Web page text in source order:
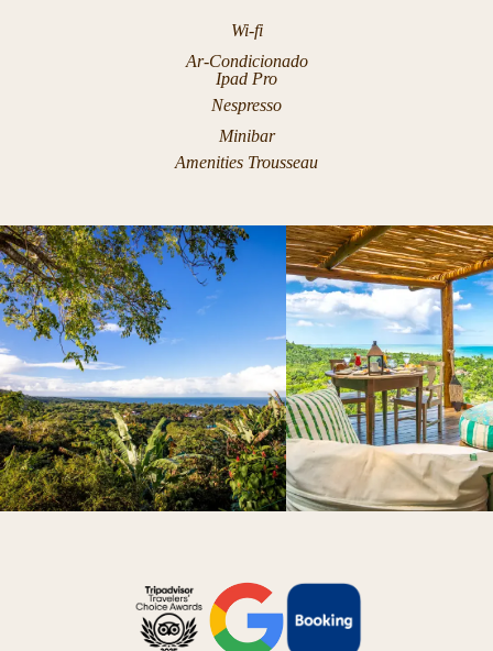
Wi-fi
Ar-Condicionado
Ipad Pro
Nespresso
Minibar
Amenities Trousseau